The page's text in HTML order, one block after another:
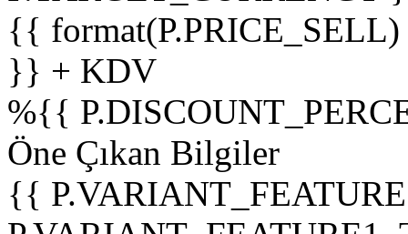
{{
}} + KDV
%{{
Öne Çıkan Bilgiler
{{